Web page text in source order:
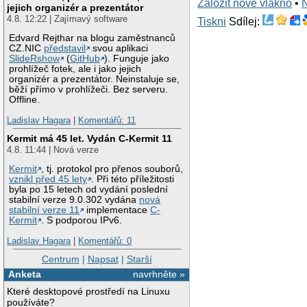
jejich organizér a prezentátor
4.8. 12:22 | Zajímavý software
Edvard Rejthar na blogu zaměstnanců
CZ.NIC představil
svou aplikaci
SlideRshow
(GitHub ). Funguje jako
prohlížeč fotek, ale i jako jejich
organizér a prezentátor. Neinstaluje se,
běží přímo v prohlížeči. Bez serveru.
Offline.
Ladislav Hagara| Komentářů: 11
Kermit má 45 let. Vydán C-Kermit 11
4.8. 11:44 | Nová verze
Kermit , tj. protokol pro přenos souborů,
vznikl před 45 lety . Při této příležitosti
byla po 15 letech od vydání poslední
stabilní verze 9.0.302 vydána nová
stabilní verze 11
implementaceC-
Kermit . S podporou IPv6.
Ladislav Hagara| Komentářů: 0
Centrum | Napsat| Starší
navrhněte »
Anketa
Které desktopové prostředí na Linuxu
používáte?
Založit nové vlákno •
Tiskni Sdílej: